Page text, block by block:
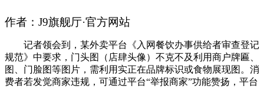
作者：J9旗舰厅·官方网站
记者领会到，某外卖平台《入网餐饮办事供给者审查登记
规范》中要求，门头图（店肆头像）不克不及利用商户牌匾、
图、门脸图等图片，需利用实正在品牌标识或食物展现图。消
费者若发觉商家违规，可通过平台“举报商家”功能赞扬，平台